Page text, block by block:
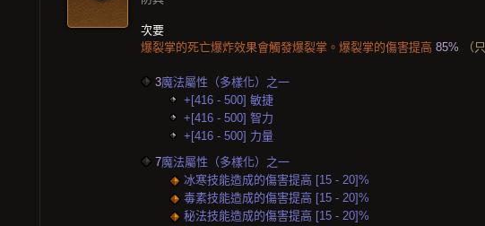
次要
爆裂掌的死亡爆炸效果會觸發爆裂掌。爆裂掌的傷害提高 85% （
3魔法屬性（多樣化）之一
+[416 - 500] 敏捷
+[416 - 500] 智力
+[416 - 500] 力量
7魔法屬性（多樣化）之一
冰寒技能造成的傷害提高 [15 - 20]%
毒素技能造成的傷害提高 [15 - 20]%
秘法技能造成的傷害提高 [15 - 20]%